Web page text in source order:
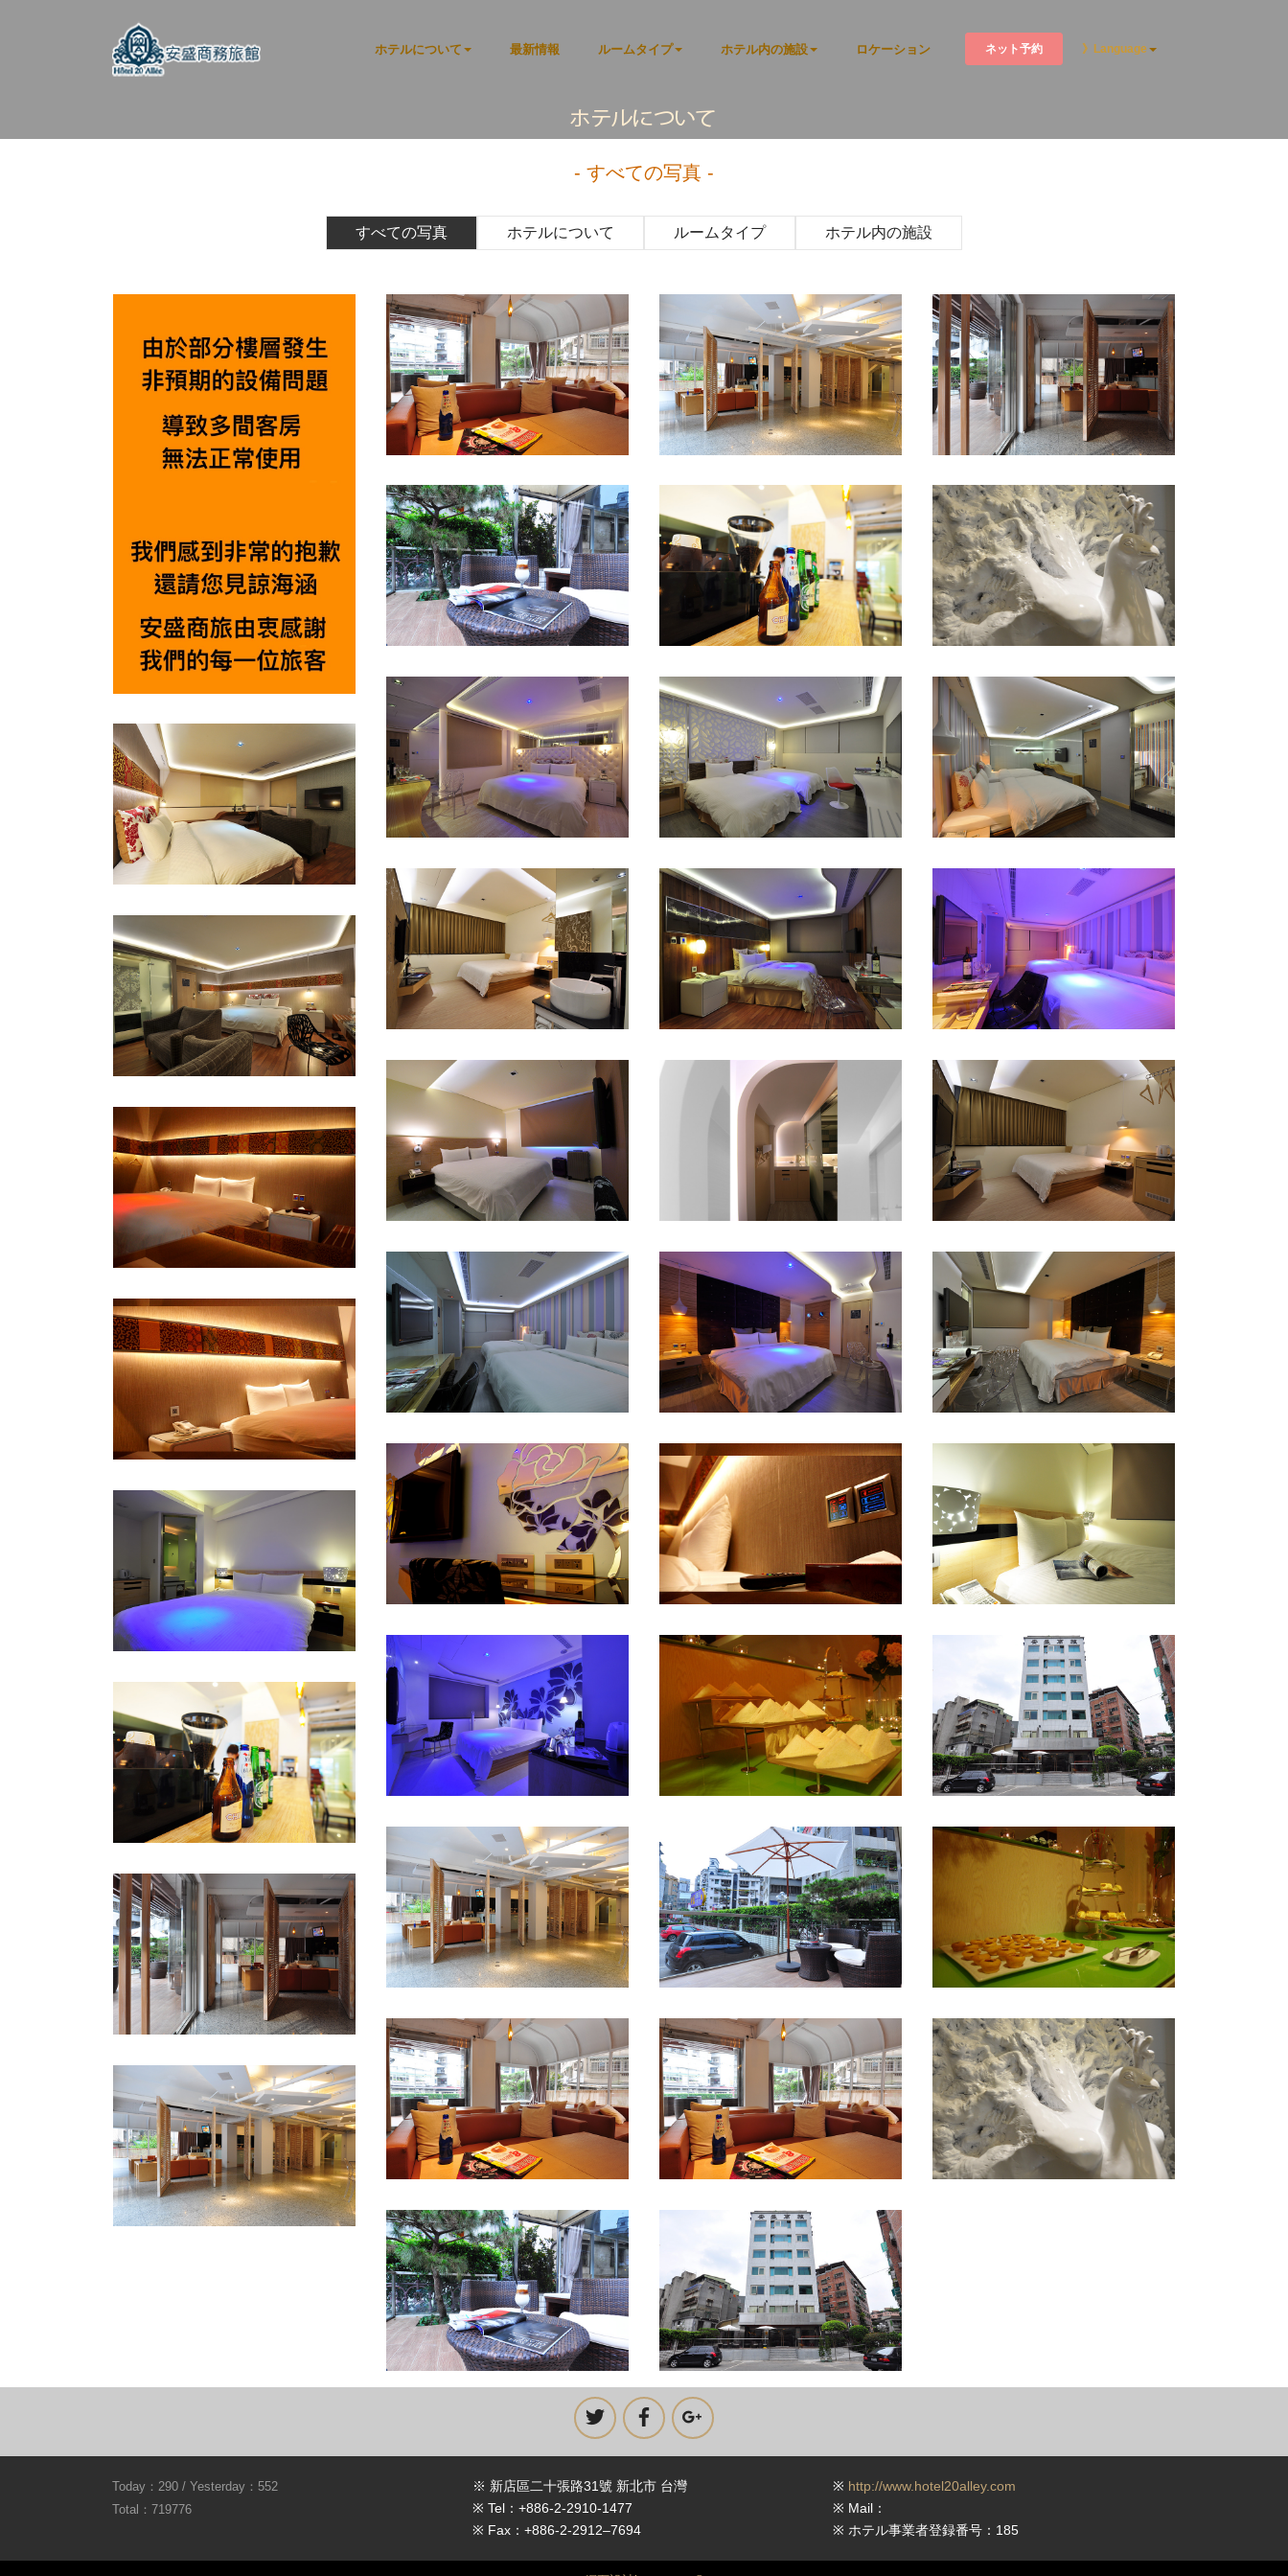
ホテルについて 最新情報 ルームタイプ ホテル内の施設 ロケーション ネット予約 》Language
- すべての写真 -
すべての写真 ホテルについて ルームタイプ ホテル内の施設
Today：290 / Yesterday：552
Total：719776
※ 新店區二十張路31號 新北市 台灣
※ Tel：+886-2-2910-1477
※ Fax：+886-2-2912–7694
※ http://www.hotel20alley.com
※ Mail：
※ ホテル事業者登録番号：185